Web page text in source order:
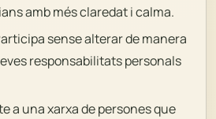
amb més claredat i calma.
sense alterar de manera
responsabilitats personals
a una xarxa de persones que